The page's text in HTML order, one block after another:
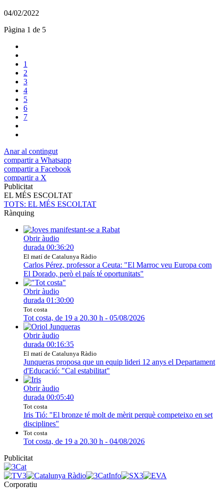
04/02/2022
Pàgina 1 de 5
1
2
3
4
5
6
7
Anar al contingut
compartir a Whatsapp
compartir a Facebook
compartir a X
Publicitat
EL MÉS ESCOLTAT
TOTS: EL MÉS ESCOLTAT
Rànquing
Obrir àudio
durada 00:36:20
El matí de Catalunya Ràdio
Carlos Pérez, professor a Ceuta: "El Marroc veu Europa com
El Dorado, però el país té oportunitats"
Obrir àudio
durada 01:30:00
Tot costa
Tot costa, de 19 a 20.30 h - 05/08/2026
Obrir àudio
durada 00:16:35
El matí de Catalunya Ràdio
Junqueras proposa que un equip lideri 12 anys el Departament
d'Educació: "Cal estabilitat"
Obrir àudio
durada 00:05:40
Tot costa
Iris Tió: "El bronze té molt de mèrit perquè competeixo en set
disciplines"
Tot costa
Tot costa, de 19 a 20.30 h - 04/08/2026
Publicitat
Corporatiu